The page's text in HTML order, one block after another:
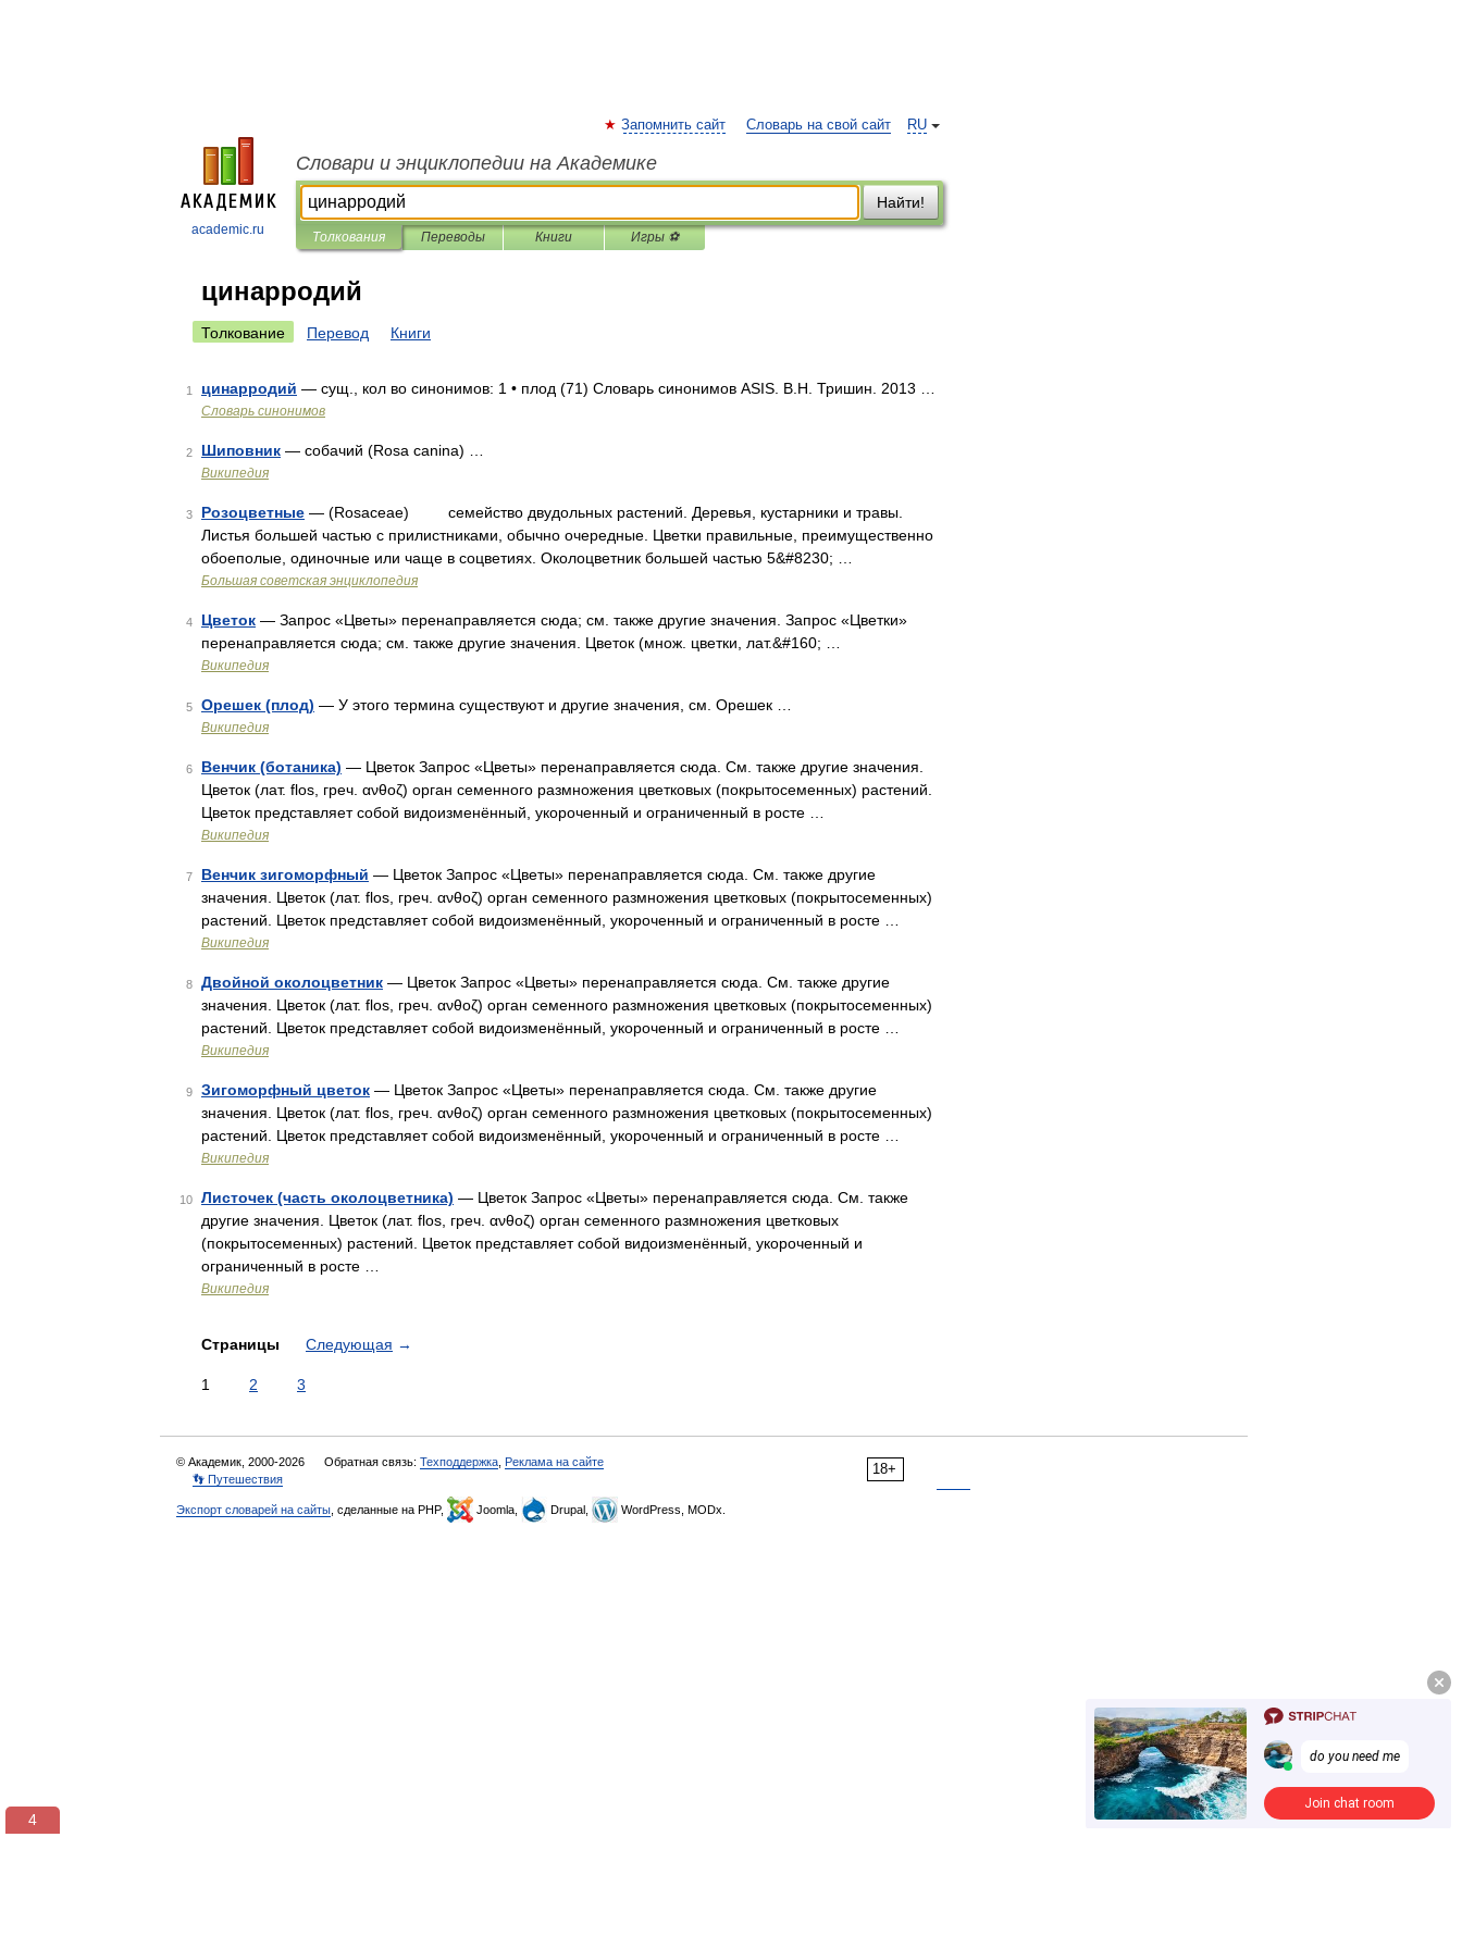
academic.ru
RU
Запомнить сайт Словарь на свой сайт
Словари и энциклопедии на Академике
Найти!
Толкования Переводы Книги Игры ⚽
цинарродий
Толкование Перевод Книги
1 цинарродий — сущ., кол во синонимов: 1 • плод (71) Словарь синонимов ASIS. В.Н. Тришин. 2013 …
Словарь синонимов
2 Шиповник — собачий (Rosa canina) …
Википедия
3 Розоцветные — (Rosaceae) семейство двудольных растений. Деревья, кустарники и травы.
Листья большей частью с прилистниками, обычно очередные. Цветки правильные, преимущественно
обоеполые, одиночные или чаще в соцветиях. Околоцветник большей частью 5&#8230; …
Большая советская энциклопедия
4 Цветок — Запрос «Цветы» перенаправляется сюда; см. также другие значения. Запрос «Цветки»
перенаправляется сюда; см. также другие значения. Цветок (множ. цветки, лат.&#160; …
Википедия
5 Орешек (плод) — У этого термина существуют и другие значения, см. Орешек …
Википедия
6 Венчик (ботаника) — Цветок Запрос «Цветы» перенаправляется сюда. Cм. также другие значения.
Цветок (лат. flos, греч. ανθοζ) орган семенного размножения цветковых (покрытосеменных) растений.
Цветок представляет собой видоизменённый, укороченный и ограниченный в росте …
Википедия
7 Венчик зигоморфный — Цветок Запрос «Цветы» перенаправляется сюда. Cм. также другие
значения. Цветок (лат. flos, греч. ανθοζ) орган семенного размножения цветковых (покрытосеменных)
растений. Цветок представляет собой видоизменённый, укороченный и ограниченный в росте …
Википедия
8 Двойной околоцветник — Цветок Запрос «Цветы» перенаправляется сюда. Cм. также другие
значения. Цветок (лат. flos, греч. ανθοζ) орган семенного размножения цветковых (покрытосеменных)
растений. Цветок представляет собой видоизменённый, укороченный и ограниченный в росте …
Википедия
9 Зигоморфный цветок — Цветок Запрос «Цветы» перенаправляется сюда. Cм. также другие
значения. Цветок (лат. flos, греч. ανθοζ) орган семенного размножения цветковых (покрытосеменных)
растений. Цветок представляет собой видоизменённый, укороченный и ограниченный в росте …
Википедия
10 Листочек (часть околоцветника) — Цветок Запрос «Цветы» перенаправляется сюда. Cм. также
другие значения. Цветок (лат. flos, греч. ανθοζ) орган семенного размножения цветковых
(покрытосеменных) растений. Цветок представляет собой видоизменённый, укороченный и
ограниченный в росте …
Википедия
Страницы Следующая →
1 2 3
18+
© Академик, 2000-2026 Обратная связь: Техподдержка Реклама на сайте
👣 Путешествия
Экспорт словарей на сайты , сделанные на PHP, Joomla, Drupal, WordPress, MODx.
3